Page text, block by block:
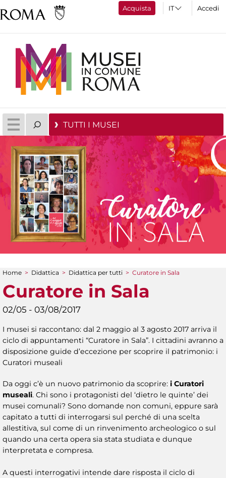
Acquista Accedi
TUTTI I MUSEI
Tu sei qui
Home > Didattica > Didattica per tutti > Curatore in Sala
Curatore in Sala
02/05 - 03/08/2017
I musei si raccontano: dal 2 maggio al 3 agosto 2017 arriva il
ciclo di appuntamenti “Curatore in Sala”. I cittadini avranno a
disposizione guide d’eccezione per scoprire il patrimonio: i
Curatori museali
Da oggi c’è un nuovo patrimonio da scoprire: i Curatori
museali. Chi sono i protagonisti del ‘dietro le quinte’ dei
musei comunali? Sono domande non comuni, eppure sarà
capitato a tutti di interrogarsi sul perché di una scelta
allestitiva, sul come di un rinvenimento archeologico o sul
quando una certa opera sia stata studiata e dunque
interpretata e compresa.
A questi interrogativi intende dare risposta il ciclo di